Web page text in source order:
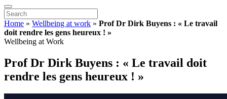
Home » Wellbeing at work » Prof Dr Dirk Buyens : « Le travail
doit rendre les gens heureux ! »
Wellbeing at Work
Prof Dr Dirk Buyens : « Le travail doit
rendre les gens heureux ! »